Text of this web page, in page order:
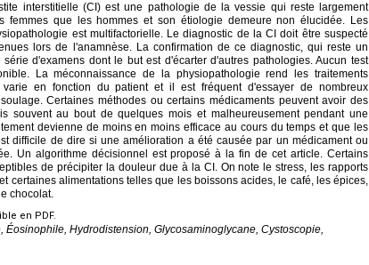
interstitielle (CI) est une pathologie de la vessie qui reste largement
femmes que les hommes et son étiologie demeure non élucidée. Les
est multifactorielle. Le diagnostic de la CI doit être suspecté
lors de l'anamnèse. La confirmation de ce diagnostic, qui reste un
d'examens dont le but est d'écarter d'autres pathologies. Aucun test
La méconnaissance de la physiopathologie rend les traitements
en fonction du patient et il est fréquent d'essayer de nombreux
Certaines méthodes ou certains médicaments peuvent avoir des
souvent au bout de quelques mois et malheureusement pendant une
devienne de moins en moins efficace au cours du temps et que les
difficile de dire si une amélioration a été causée par un médicament ou
Un algorithme décisionnel est proposé à la fin de cet article. Certains
de précipiter la douleur due à la CI. On note le stress, les rapports
certaines alimentations telles que les boissons acides, le café, les épices,
chocolat.
en PDF.
Éosinophile, Hydrodistension, Glycosaminoglycane, Cystoscopie,